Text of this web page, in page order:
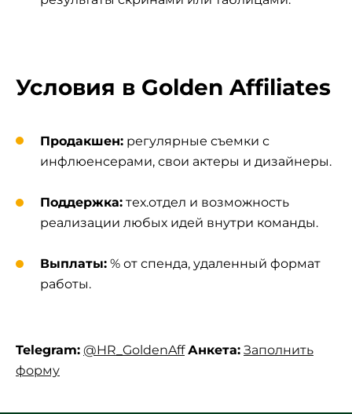
Условия в Golden Affiliates
Продакшен: регулярные съемки с
инфлюенсерами, свои актеры и дизайнеры.
Поддержка: тех.отдел и возможность
реализации любых идей внутри команды.
Выплаты: % от спенда, удаленный формат
работы.
Telegram: @HR_GoldenAff Анкета: Заполнить
форму